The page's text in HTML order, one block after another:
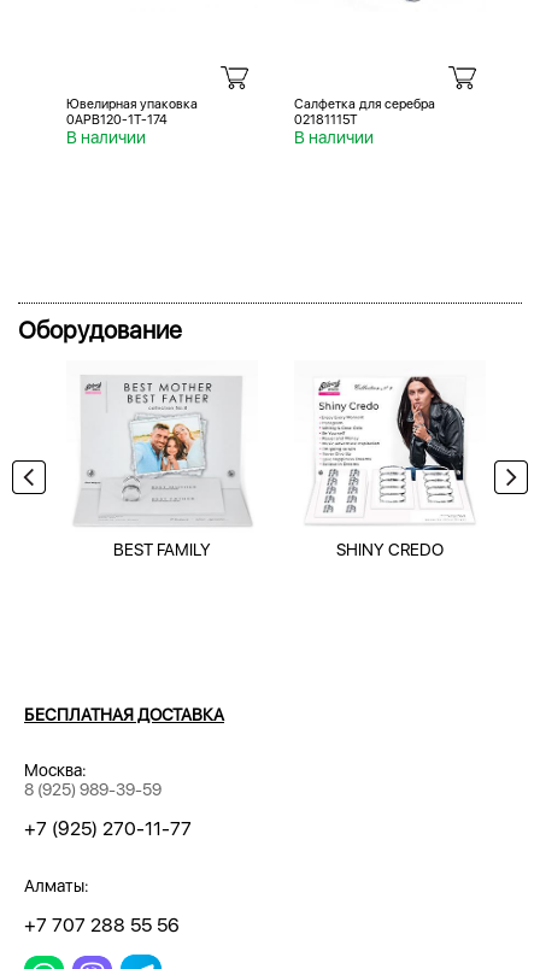
Ювелирная упаковка
0APB120-1T-174
В наличии
Салфетка для серебра
02181115T
В наличии
Оборудование
BEST FAMILY SHINY CREDO
БЕСПЛАТНАЯ ДОСТАВКА
Москва:
8 (925) 989-39-59
+7 (925) 270-11-77
Алматы:
+7 707 288 55 56